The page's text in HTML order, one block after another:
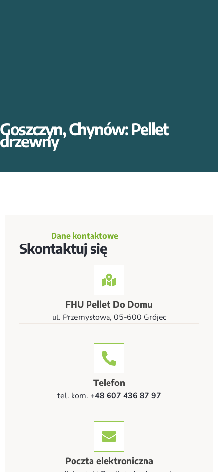
Goszczyn, Chynów: Pellet
drzewny
Dane kontaktowe
Skontaktuj się
FHU Pellet Do Domu
ul. Przemysłowa, 05-600 Grójec
Telefon
tel. kom. +48 607 436 87 97
Poczta elektroniczna